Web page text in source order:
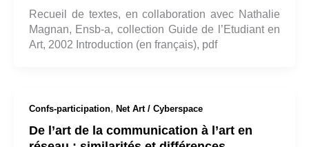
Recueil de textes, en collaboration avec Nathalie
Magnan, Ensb-a, collection Guide de l’Etudiant en
Art, 2002 Introduction (en français), pdf
Confs-participation, Net Art / Cyberspace
De l’art de la communication à l’art en